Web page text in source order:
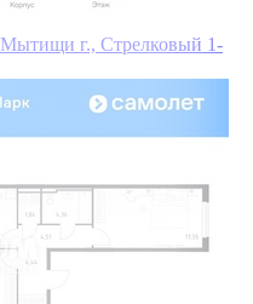
Мытищи г., Стрелковый 1-